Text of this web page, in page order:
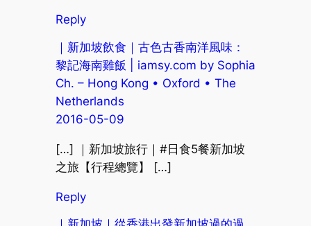
Reply
｜新加坡飲食｜古色古香南洋風味：
黎記海南雞飯 | iamsy.com by Sophia
Ch. – Hong Kong • Oxford • The
Netherlands
2016-05-09
[…] ｜新加坡旅行｜#日食5餐新加坡
之旅【行程總覽】 […]
Reply